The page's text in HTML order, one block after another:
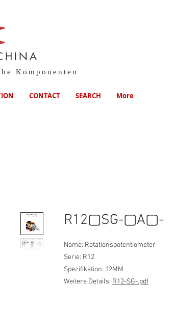
Komponenten
CONTACT SEARCH More
R12▢SG-▢A▢-
Name: Rotationspotentiometer
Serie: R12
Spezifikation: 12MM
Weitere Details: R12-SG-.pdf